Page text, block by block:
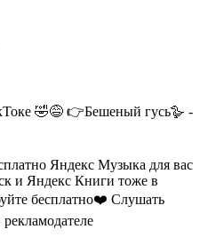
🤣😅 👉Бешеный гусь🪿 -
Яндекс Музыка для вас
и Яндекс Книги тоже в
бесплатно❤️ Слушать